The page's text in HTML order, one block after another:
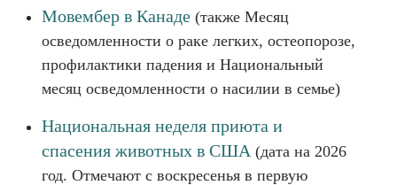
Мовембер в Канаде (также Месяц
осведомленности о раке легких, остеопорозе,
профилактики падения и Национальный
месяц осведомленности о насилии в семье)
Национальная неделя приюта и
спасения животных в США(дата на 2026
год. Отмечают с воскресенья в первую